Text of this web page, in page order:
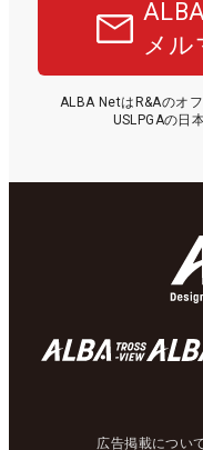
メル
ALBA NetはR&Aのオ
USLPGAの日
広告掲載につい